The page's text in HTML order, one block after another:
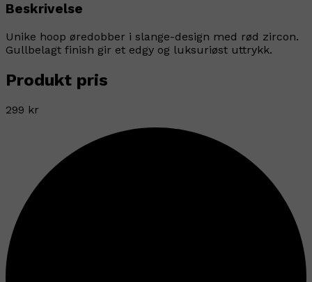
Beskrivelse
Unike hoop øredobber i slange-design med rød zircon.
Gullbelagt finish gir et edgy og luksuriøst uttrykk.
Produkt pris
299 kr